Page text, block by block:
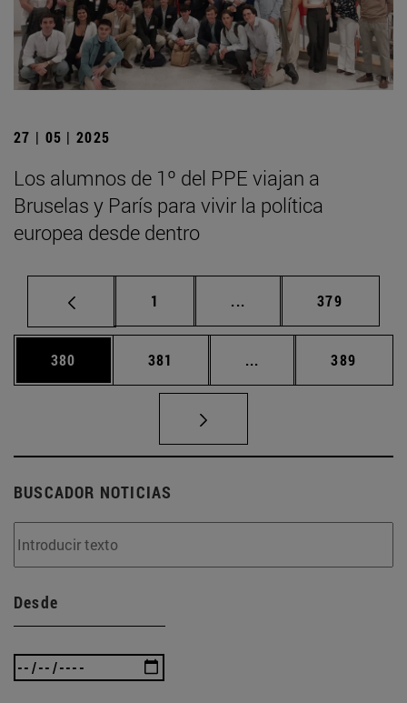
27 | 05 | 2025
Los alumnos de 1º del PPE viajan a
Bruselas y París para vivir la política
europea desde dentro
Página
1 ... Páginas intermedias
Página
379
Página
380 Página
381 ... Páginas intermedias
Página
389
BUSCADOR NOTICIAS
Desde